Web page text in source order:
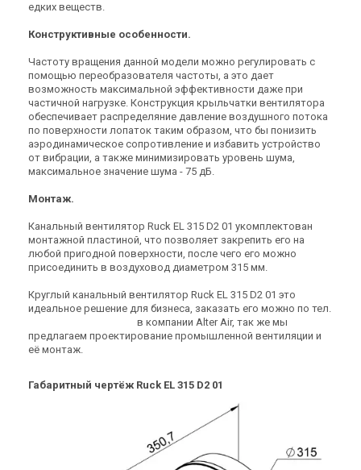
Канальный вентилятор Ruck
Цена
181 792 грн221 697 грн
Купить
Канальный вентилятор Ruck
Цена
224 594 грн 273 895 грн
Купить
Акция
Германия
Канальный вентилятор Ruck
EL 250 E2 01
19 667 грн23 983 грн
В наличии Оставить отзыв
Акция
Германия
Канальный вентилятор Ruck
EL 250 E2 06
17 653 грн 21 527 грн
Купить
Акция Акция
Германия
едких веществ.
Конструктивные особенности.
Частоту вращения данной модели можно регулировать с
помощью переобразователя частоты, а это дает
возможность максимальной эффективности даже при
частичной нагрузке. Конструкция крыльчатки вентилятора
обеспечивает распределяние давление воздушного потока
по поверхности лопаток таким образом, что бы понизить
аэродинамическое сопротивление и избавить устройство
от вибрации, а также минимизировать уровень шума,
максимальное значение шума - 75 дБ.
Монтаж.
Канальный вентилятор Ruck EL 315 D2 01 укомплектован
монтажной пластиной, что позволяет закрепить его на
любой пригодной поверхности, после чего его можно
присоединить в воздуховод диаметром 315 мм.
Круглый канальный вентилятор Ruck EL 315 D2 01 это
идеальное решение для бизнеса, заказать его можно по тел.
в компании Alter Air, так же мы
предлагаем проектирование промышленной вентиляции и
её монтаж.
Габаритный чертёж Ruck EL 315 D2 01